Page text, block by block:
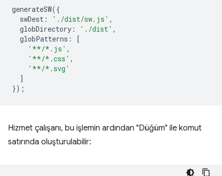
generateSW({
swDest : './dist/sw.js' ,
globDirectory : './dist' ,
globPatterns :
[
'**/*.js' ,
'**/*.css' ,
'**/*.svg'
]
});
Hizmet çalışanı, bu işlemin ardından "Düğüm" ile komut
satırında oluşturulabilir: